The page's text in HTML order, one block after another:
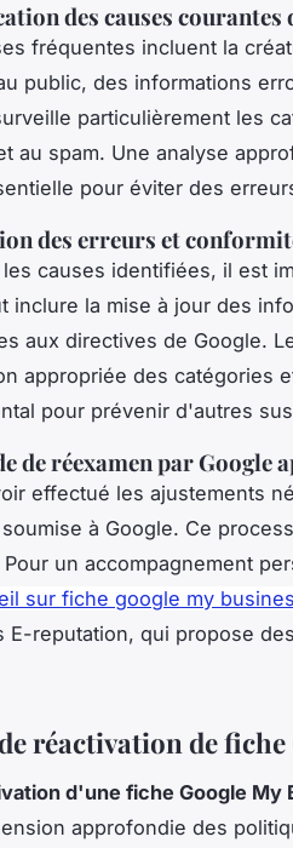
des causes courantes
fréquentes incluent la
public, des informations
particulièrement les
au spam. Une analyse
pour éviter des
des erreurs et
causes identifiées, il est
inclure la mise à jour des
aux directives de Google.
appropriée des catégories
pour prévenir d'autres
de réexamen par Google
effectué les ajustements
à Google. Ce
un accompagnement
sur fiche google my
E-reputation, qui propose
réactivation de fiche
d'une fiche Google My
approfondie des